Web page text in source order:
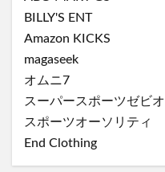
BILLY'S ENT
Amazon KICKS
magaseek
オムニ7
スーパースポーツゼビオ
スポーツオーソリティ
End Clothing